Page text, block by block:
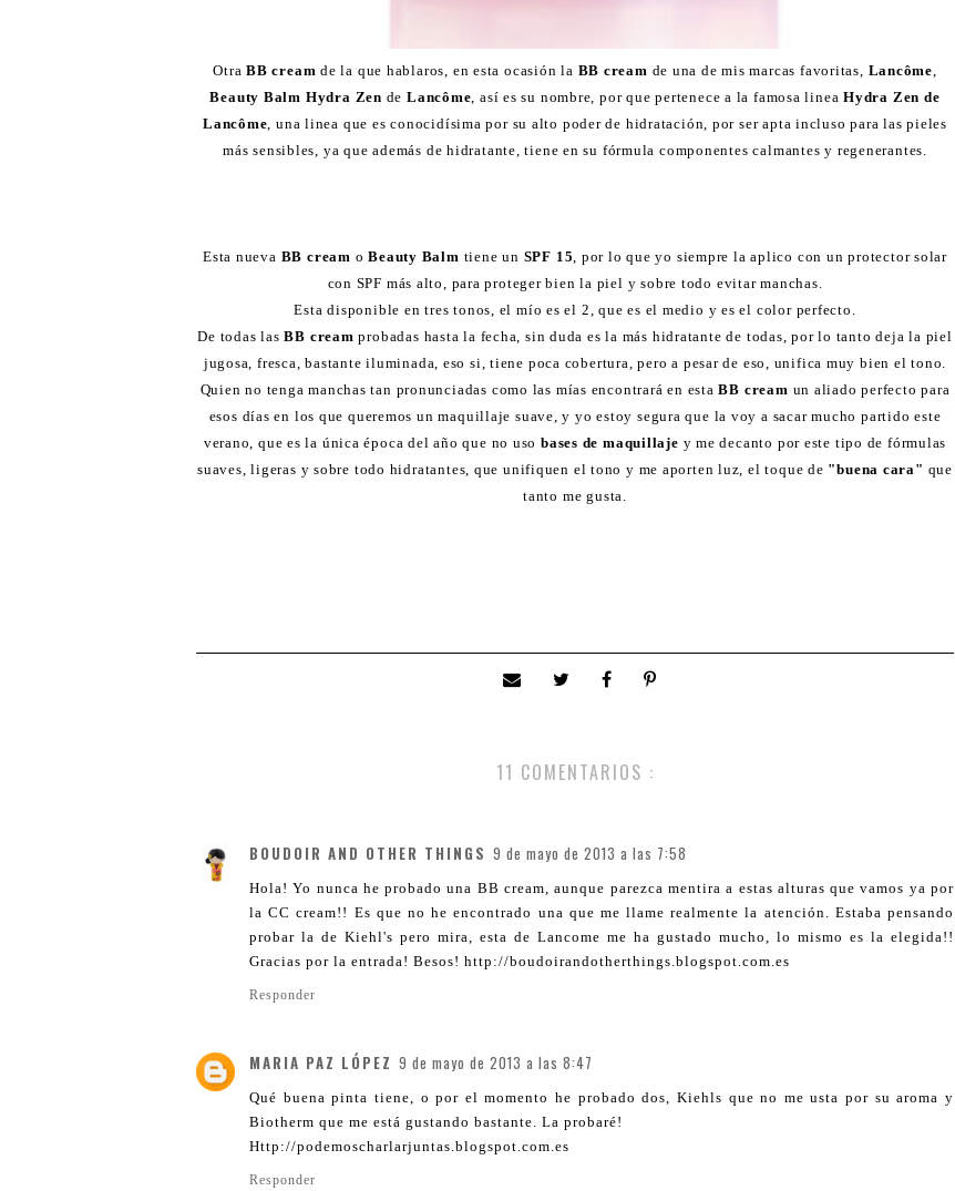
Otra BB creamde la que hablaros, en esta ocasión la BB cream de una de mis marcas favoritas, Lancôme,
Beauty Balm Hydra Zen de Lancôme, así es su nombre, por que pertenece a la famosa lineaHydra Zen de
Lancôme, una linea que es conocidísima por su alto poder de hidratación, por ser apta incluso para las pieles
más sensibles, ya que además de hidratante, tiene en su fórmula componentes calmantes y regenerantes.
Esta nueva BB cream o Beauty Balm tiene un SPF 15, por lo que yo siempre la aplico con un protector solar
con SPF más alto, para proteger bien la piel y sobre todo evitar manchas.
Esta disponible en tres tonos, el mío es el 2, que es el medio y es el color perfecto.
De todas lasBB cream probadas hasta la fecha, sin duda es la más hidratante de todas, por lo tanto deja la piel
jugosa, fresca, bastante iluminada, eso si, tiene poca cobertura, pero a pesar de eso, unifica muy bien el tono.
Quien no tenga manchas tan pronunciadas como las mías encontrará en esta BB cream un aliado perfecto para
esos días en los que queremos un maquillaje suave, y yo estoy segura que la voy a sacar mucho partido este
verano, que es la única época del año que no uso bases de maquillaje y me decanto por este tipo de fórmulas
suaves, ligeras y sobre todo hidratantes, que unifiquen el tono y me aporten luz, el toque de "buena cara" que
tanto me gusta.
11 COMENTARIOS :
BOUDOIR AND OTHER THINGS 9 de mayo de 2013 a las 7:58
Hola! Yo nunca he probado una BB cream, aunque parezca mentira a estas alturas que vamos ya por
la CC cream!! Es que no he encontrado una que me llame realmente la atención. Estaba pensando
probar la de Kiehl's pero mira, esta de Lancome me ha gustado mucho, lo mismo es la elegida!!
Gracias por la entrada! Besos! http://boudoirandotherthings.blogspot.com.es
Responder
MARIA PAZ LÓPEZ 9 de mayo de 2013 a las 8:47
Qué buena pinta tiene, o por el momento he probado dos, Kiehls que no me usta por su aroma y
Biotherm que me está gustando bastante. La probaré!
Http://podemoscharlarjuntas.blogspot.com.es
Responder